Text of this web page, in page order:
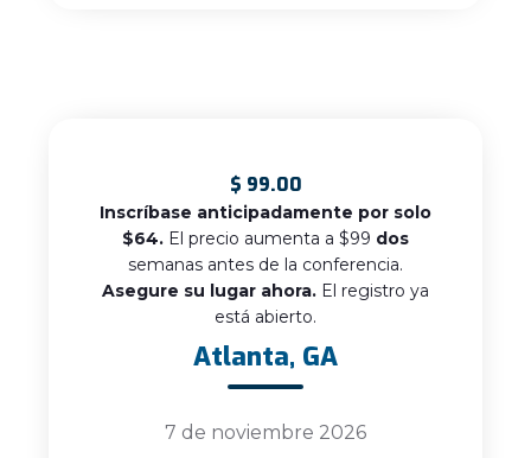
$ 99.00
Inscríbase anticipadamente por solo
$64. El precio aumenta a $99 dos
semanas antes de la conferencia.
Asegure su lugar ahora. El registro ya
está abierto.
Atlanta, GA
7 de noviembre 2026